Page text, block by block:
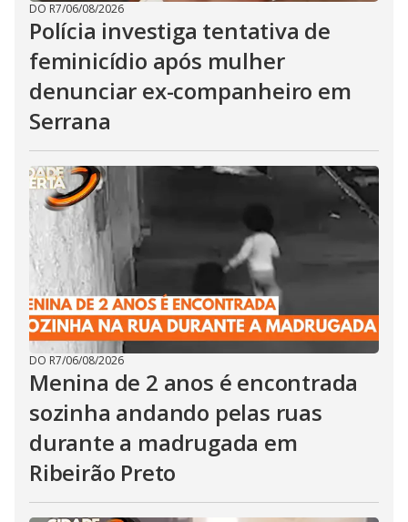
DO R7/06/08/2026
Polícia investiga tentativa de
feminicídio após mulher
denunciar ex-companheiro em
Serrana
DO R7/06/08/2026
Menina de 2 anos é encontrada
sozinha andando pelas ruas
durante a madrugada em
Ribeirão Preto